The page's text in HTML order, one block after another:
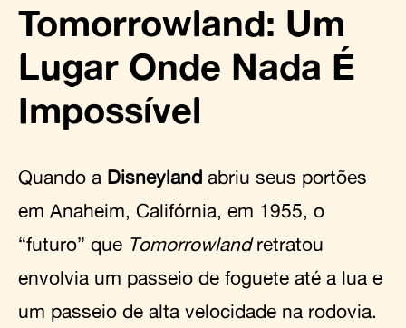
Tomorrowland: Um
Lugar Onde Nada É
Impossível
Quando a Disneyland abriu seus portões
em Anaheim, Califórnia, em 1955, o
“futuro” que Tomorrowlandretratou
envolvia um passeio de foguete até a lua e
um passeio de alta velocidade na rodovia.